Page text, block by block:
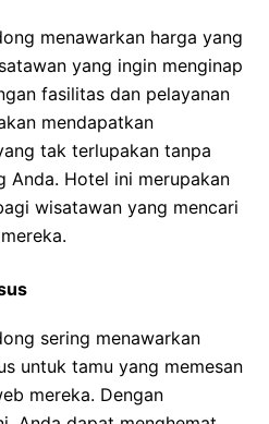
menawarkan harga yang
yang ingin menginap
fasilitas dan pelayanan
mendapatkan
tak terlupakan tanpa
Anda. Hotel ini merupakan
wisatawan yang mencari
sering menawarkan
untuk tamu yang memesan
mereka. Dengan